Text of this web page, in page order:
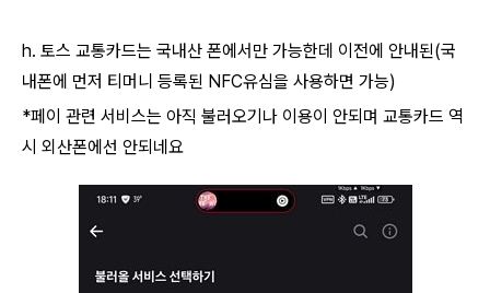
h. 토스 교통카드는 국내산 폰에서만 가능한데 이전에 안내된(국
내폰에 먼저 티머니 등록된 NFC유심을 사용하면 가능)
*페이 관련 서비스는 아직 불러오기나 이용이 안되며 교통카드 역
시 외산폰에선 안되네요